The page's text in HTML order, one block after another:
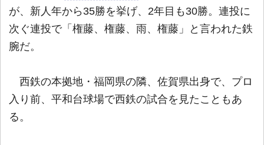
が、新人年から35勝を挙げ、2年目も30勝。連投に
次ぐ連投で「権藤、権藤、雨、権藤」と言われた鉄
腕だ。
西鉄の本拠地・福岡県の隣、佐賀県出身で、プロ
入り前、平和台球場で西鉄の試合を見たこともあ
る。